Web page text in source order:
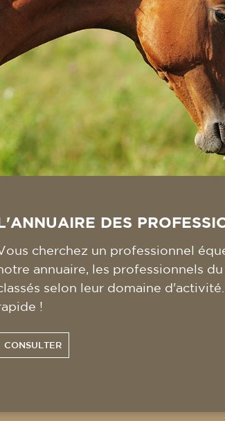
DES
cherchez un professionnel
annuaire, les professionnels
selon leur domaine
!
CONSULTER